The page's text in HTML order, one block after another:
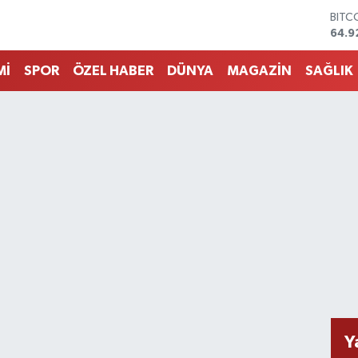
SPOR ÖZEL HABER DÜNYA MAGAZİN SAĞLIK